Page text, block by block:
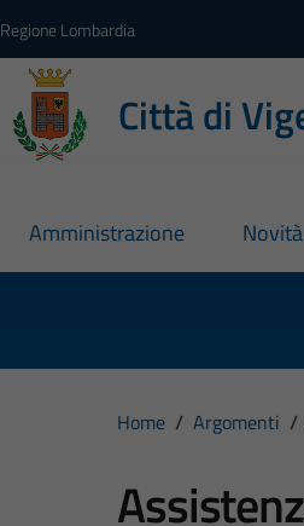
Regione Lombardia
Città di
Amministrazione Novità
Home / Argomenti /